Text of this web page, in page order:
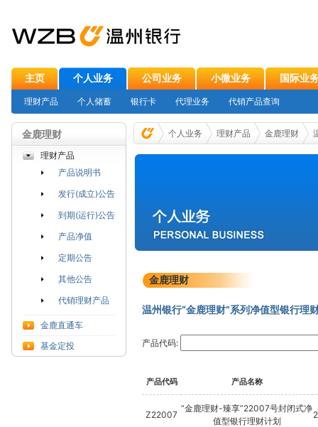
主页 个人业务 公司业务 小微业务 国际业
理财产品 个人储蓄 银行卡 代理业务 代销产品查询
金鹿理财
理财产品
产品说明书
发行(成立)公告
到期(运行)公告
产品净值
定期公告
其他公告
代销理财产品
金鹿直通车
基金定投
个人业务 理财产品 金鹿理财
金鹿理财
温州银行“金鹿理财”系列净值型银行理
产品代码:
产品代码 产品名称
Z22007
“金鹿理财-臻享”22007号封闭式净
值型银行理财计划